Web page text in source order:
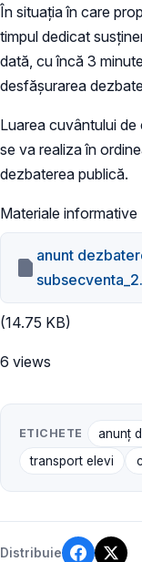
În situația în care
timpul dedicat
dată, cu încă 3
desfășurarea
Luarea cuvântului
se va realiza în
dezbaterea publică.
Materiale informative
anunt
(14.75 KB)
6 views
ETICHETE anunț
transport elevi
Distribuie